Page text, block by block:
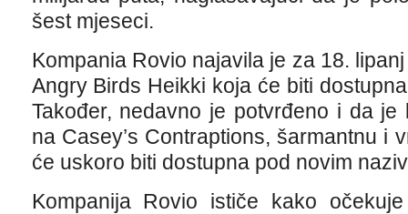
šest mjeseci.
Kompania Rovio najavila je za 18.
Angry Birds Heikki koja će biti
Također, nedavno je potvrđeno i da
na Casey’s Contraptions, šarmantnu i
će uskoro biti dostupna pod novim
Kompanija Rovio ističe kako